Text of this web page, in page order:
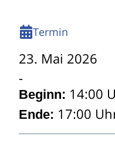
Termin
23. Mai 2026
Beginn: 14:00
Ende: 17:00